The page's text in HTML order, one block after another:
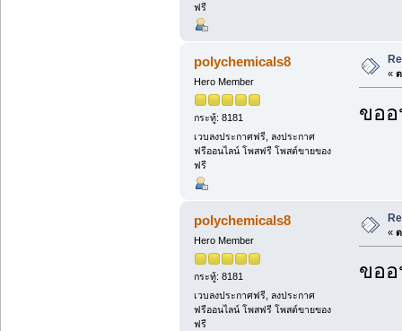
ฟรี
polychemicals8
Hero Member
กระทู้: 8181
เวบลงประกาศฟรี, ลงประกาศ
ฟรีออนไลน์ โพสฟรี โพสต์ขายของ
ฟรี
«
ขอ
polychemicals8
Hero Member
กระทู้: 8181
เวบลงประกาศฟรี, ลงประกาศ
ฟรีออนไลน์ โพสฟรี โพสต์ขายของ
ฟรี
«
ขอ